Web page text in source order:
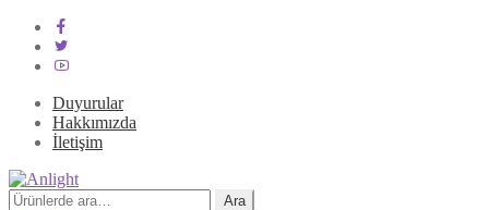
Duyurular
Hakkımızda
İletişim
Dolaşıma
geç
İçeriğe
geç
Ara: Ara